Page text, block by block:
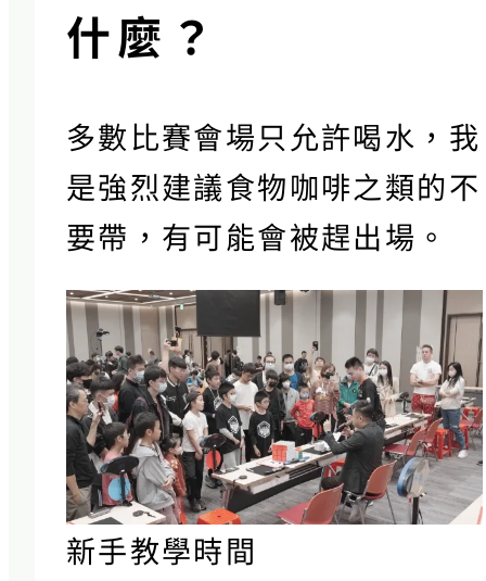
什麼？
多數比賽會場只允許喝水，我
是強烈建議食物咖啡之類的不
要帶，有可能會被趕出場。
新手教學時間